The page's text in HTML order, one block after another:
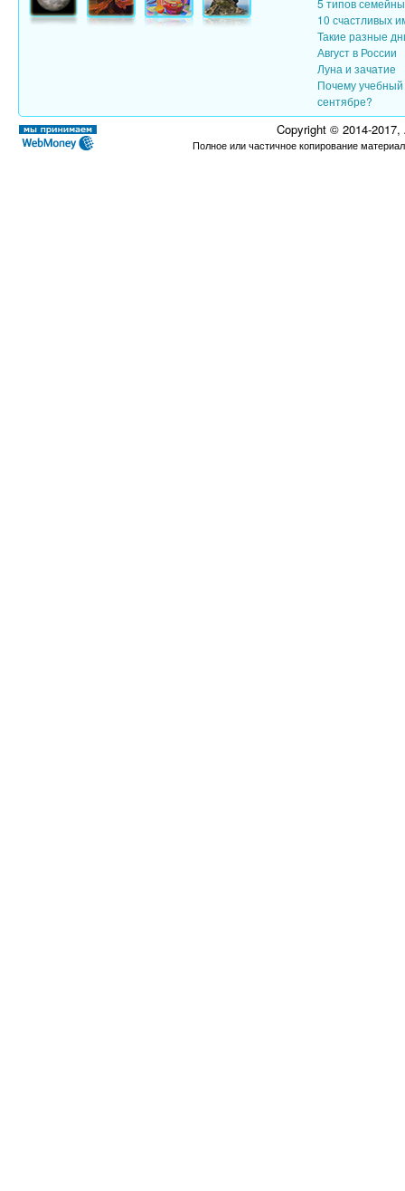
5 типов
10 счастливых
Такие разные
Август в России
Луна и зачатие
Почему учебный
сентябре?
Copyright © 2014-
Полное или частичное копирование